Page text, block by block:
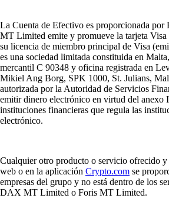
La Cuenta de Efectivo es proporcionada
MT Limited emite y promueve la tarjeta Visa
su licencia de miembro principal de Visa
es una sociedad limitada constituida en
mercantil C 90348 y oficina registrada en
Mikiel Ang Borg, SPK 1000, St. Julians,
autorizada por la Autoridad de Servicios
emitir dinero electrónico en virtud del anexo
instituciones financieras que regula las
electrónico.
Cualquier otro producto o servicio ofrecido y
web o en la aplicación Crypto.com se
empresas del grupo y no está dentro de los
DAX MT Limited o Foris MT Limited.